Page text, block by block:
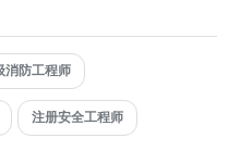
消防工程师
注册安全工程师